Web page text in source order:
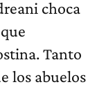
choca
Tanto
los abuelos